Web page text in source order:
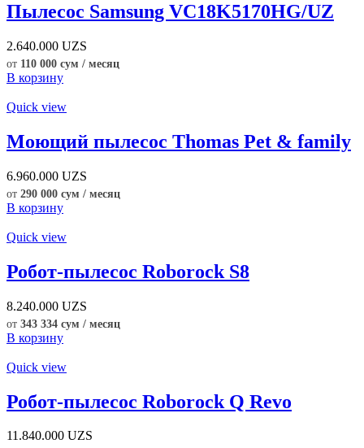
Пылесос Samsung VC18K5170HG/UZ
2.640.000 UZS
от 110 000 сум / месяц
В корзину
Quick view
Моющий пылесос Thomas Pet & family
6.960.000 UZS
от 290 000 сум / месяц
В корзину
Quick view
Робот-пылесос Roborock S8
8.240.000 UZS
от 343 334 сум / месяц
В корзину
Quick view
Робот-пылесос Roborock Q Revo
11.840.000 UZS